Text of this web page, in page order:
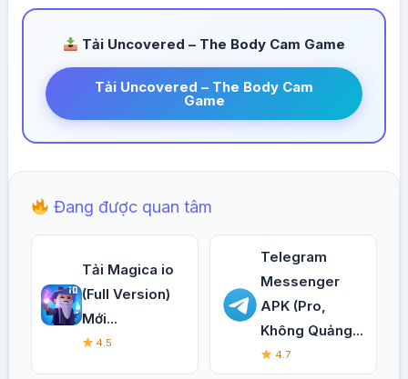
Tải Uncovered – The Body Cam Game
Tải Uncovered – The Body Cam
Game
Đang được quan tâm
Tải Magica io
(Full Version)
Mới...
4.5
Telegram
Messenger
APK (Pro,
Không Quảng...
4.7